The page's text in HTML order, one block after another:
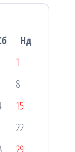
Нд
1
8
15
22